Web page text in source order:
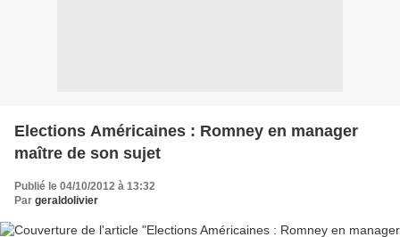
Elections Américaines : Romney en manager
maître de son sujet
Publié le 04/10/2012 à 13:32
Par geraldolivier